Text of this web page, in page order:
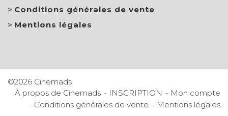
Conditions générales de vente
Mentions légales
©2026 Cinemads
À propos de Cinemads
INSCRIPTION
Mon compte
Conditions générales de vente
Mentions légales